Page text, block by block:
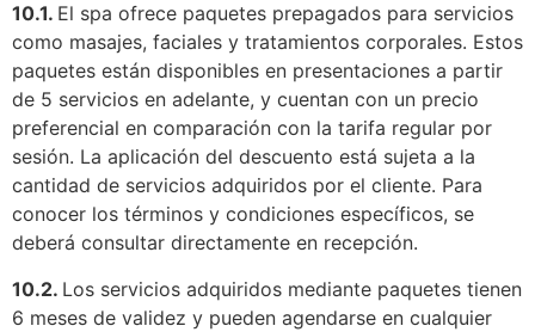
10.1. El spa ofrece paquetes prepagados para servicios
como masajes, faciales y tratamientos corporales. Estos
paquetes están disponibles en presentaciones a partir
de 5 servicios en adelante, y cuentan con un precio
preferencial en comparación con la tarifa regular por
sesión. La aplicación del descuento está sujeta a la
cantidad de servicios adquiridos por el cliente. Para
conocer los términos y condiciones específicos, se
deberá consultar directamente en recepción.
10.2. Los servicios adquiridos mediante paquetes tienen
6 meses de validez y pueden agendarse en cualquier